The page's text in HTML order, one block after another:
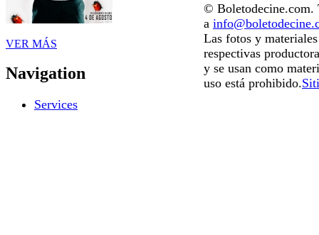
VER MÁS
Navigation
Services
© Boletodecine.com.
a
Las fotos y
respectivas
y se usan como
uso está prohibido.